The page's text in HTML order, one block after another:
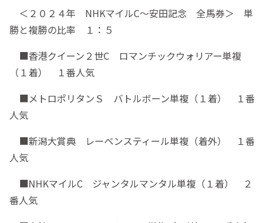
＜２０２４年 NHKマイルC～安田記念 全馬券＞ 単
勝と複勝の比率 １：５
■香港クイーン２世C ロマンチックウォリアー単複
（１着） １番人気
■メトロポリタンＳ バトルボーン単複（１着） １番
人気
■新潟大賞典 レーベンスティール単複（着外） １番
人気
■NHKマイルC ジャンタルマンタル単複（１着） ２
番人気